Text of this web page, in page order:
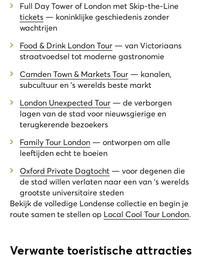
Full Day Tower of London met Skip-the-Line
tickets — koninklijke geschiedenis zonder
wachtrijen
Food & Drink London Tour — van Victoriaans
straatvoedsel tot moderne gastronomie
Camden Town & Markets Tour — kanalen,
subcultuur en 's werelds beste markt
London Unexpected Tour — de verborgen
lagen van de stad voor nieuwsgierige en
terugkerende bezoekers
Family Tour London — ontworpen om alle
leeftijden echt te boeien
Oxford Private Dagtocht — voor degenen die
de stad willen verlaten naar een van 's werelds
grootste universitaire steden
Bekijk de volledige Londense collectie en begin je
route samen te stellen op Local Cool Tour London.
Verwante toeristische attracties